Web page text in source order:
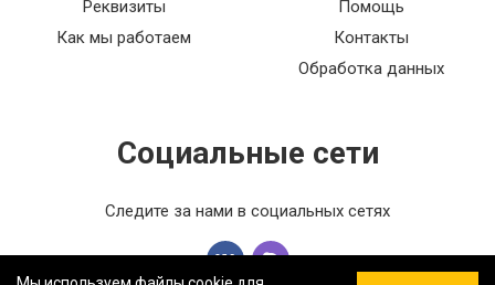
Реквизиты
Как мы работаем
Помощь
Контакты
Обработка данных
Социальные сети
Следите за нами в социальных сетях